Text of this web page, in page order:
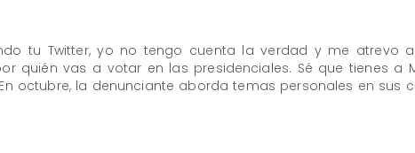
tu Twitter, yo no tengo cuenta la verdad y me atrevo
quién vas a votar en las presidenciales. Sé que tienes a
octubre, la denunciante aborda temas personales en sus